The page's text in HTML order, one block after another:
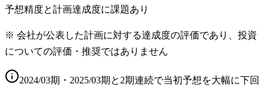
予想精度と計画達成度に課題あり
※ 会社が公表した計画に対する達成度の評価であり、投資
についての評価・推奨ではありません
2024/03期・2025/03期と2期連続で当初予想を大幅に下回